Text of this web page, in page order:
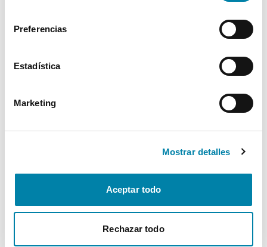
Preferencias
Estadística
Marketing
Mostrar detalles
Aceptar todo
Rechazar todo